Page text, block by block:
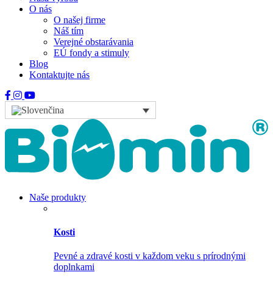
O nás
O našej firme
Náš tím
Verejné obstarávania
EÚ fondy a stimuly
Blog
Kontaktujte nás
Naše produkty
Kosti
Pevné a zdravé kosti v každom veku s prírodnými
doplnkami